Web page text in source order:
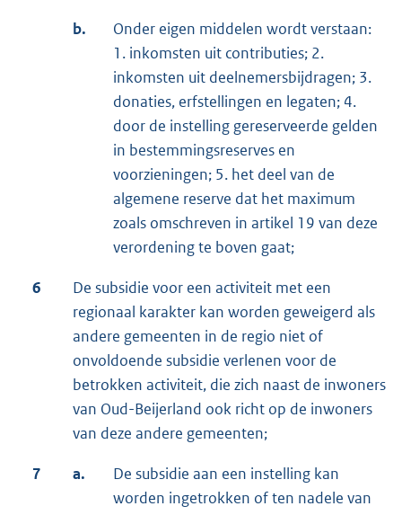
b.
Onder eigen middelen wordt verstaan:
1. inkomsten uit contributies; 2.
inkomsten uit deelnemersbijdragen; 3.
donaties, erfstellingen en legaten; 4.
door de instelling gereserveerde gelden
in bestemmingsreserves en
voorzieningen; 5. het deel van de
algemene reserve dat het maximum
zoals omschreven in artikel 19 van deze
verordening te boven gaat;
6
De subsidie voor een activiteit met een
regionaal karakter kan worden geweigerd als
andere gemeenten in de regio niet of
onvoldoende subsidie verlenen voor de
betrokken activiteit, die zich naast de inwoners
van Oud-Beijerland ook richt op de inwoners
van deze andere gemeenten;
7 a.
De subsidie aan een instelling kan
worden ingetrokken of ten nadele van